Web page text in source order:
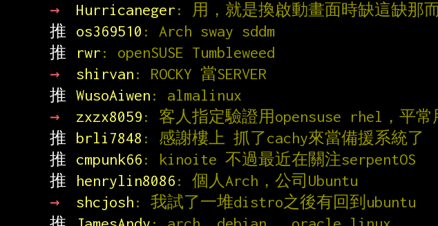
→
Hurricaneger: 用，就是換啟動畫面時缺這缺那
推
os369510 : Arch sway sddm
推
rwr: openSUSE Tumbleweed
→
shirvan: ROCKY 當SERVER
推 WusoAiwen: almalinux
→
zxzx8059: 客人指定驗證用opensuse rhel，平常
推
brli7848 : 感謝樓上 抓了cachy來當備援系統了
推
cmpunk66: kinoite 不過最近在關注serpentOS
推
henrylin8086: 個人Arch，公司Ubuntu
→
shcjosh: 我試了一堆distro之後有回到ubuntu